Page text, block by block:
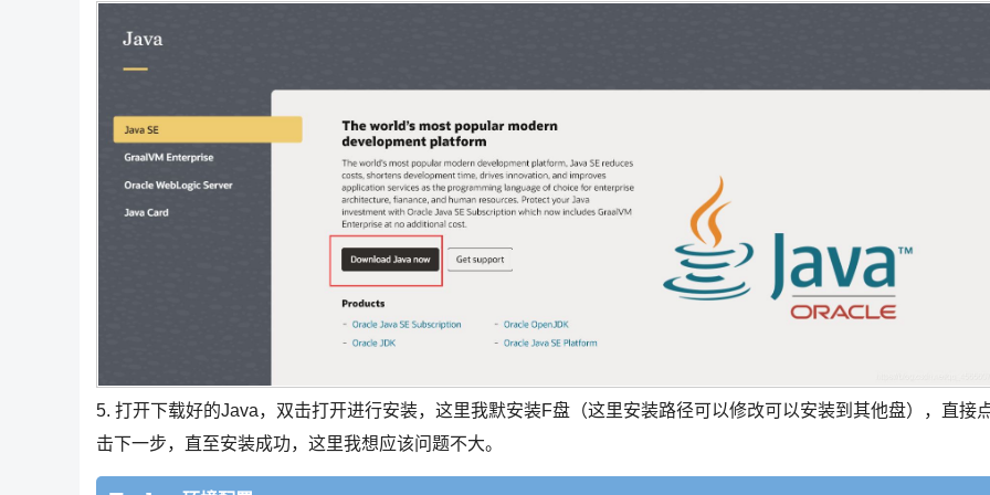
5. 打开下载好的Java，双击打开进行安装，这里我默安装F盘（这里安装路径可以修改可以安装到其他盘），直接
击下一步，直至安装成功，这里我想应该问题不大。